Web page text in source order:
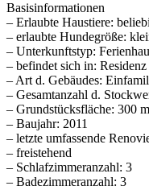
Basisinformationen
– Erlaubte Haustiere:
– erlaubte Hundegröße:
– Unterkunftstyp:
– befindet sich in: Residenz
– Art d. Gebäudes:
– Gesamtanzahl d.
– Grundstücksfläche: 300
– Baujahr: 2011
– letzte umfassende
– freistehend
– Schlafzimmeranzahl: 3
– Badezimmeranzahl: 3